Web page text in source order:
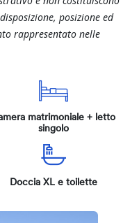
posizione ed
rappresentato nelle
matrimoniale + letto
singolo
Doccia XL e toilette